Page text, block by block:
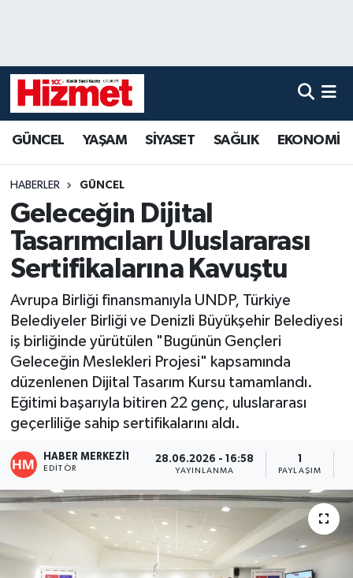
GÜNCEL YAŞAM SİYASET SAĞLIK EKONOMİ
HABERLER GÜNCEL
Geleceğin Dijital
Tasarımcıları Uluslararası
Sertifikalarına Kavuştu
Avrupa Birliği finansmanıyla UNDP, Türkiye
Belediyeler Birliği ve Denizli Büyükşehir Belediyesi
iş birliğinde yürütülen "Bugünün Gençleri
Geleceğin Meslekleri Projesi" kapsamında
düzenlenen Dijital Tasarım Kursu tamamlandı.
Eğitimi başarıyla bitiren 22 genç, uluslararası
geçerliliğe sahip sertifikalarını aldı.
HABER MERKEZI1
EDITÖR
28.06.2026 - 16:58
YAYINLANMA
1
PAYLAŞIM
YAŞAM
SİYASET
SAĞLIK
EKONOMİ
KÜLTÜR SANAT
SPOR
MAGAZİN
ÖZEL HABER
DTO
RESMİ REKLAM
Denizli Hava Durumu
Denizli Trafik Yoğunluk Haritası
Süper Lig Puan Durumu ve Fikstür
Tüm Manşetler
Son Dakika Haberleri
Haber Arşivi